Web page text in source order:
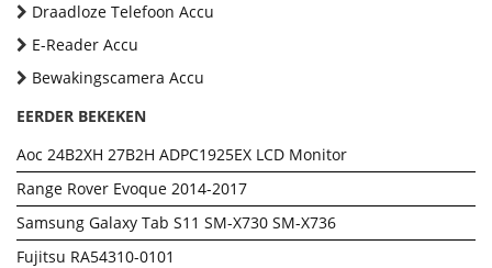
Draadloze Telefoon Accu
E-Reader Accu
Bewakingscamera Accu
EERDER BEKEKEN
Aoc 24B2XH 27B2H ADPC1925EX LCD Monitor
Range Rover Evoque 2014-2017
Samsung Galaxy Tab S11 SM-X730 SM-X736
Fujitsu RA54310-0101